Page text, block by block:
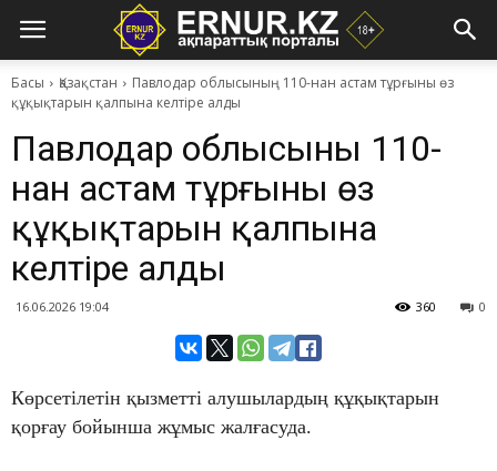
Басы Қазақстан
Павлодар облысының 110-нан астам тұрғыны өз
құқықтарын қалпына келтіре алды
Павлодар облысының 110-
нан астам тұрғыны өз
құқықтарын қалпына
келтіре алды
16.06.2026 19:04 0
360
Көрсетілетін қызметті алушылардың құқықтарын
қорғау бойынша жұмыс жалғасуда.